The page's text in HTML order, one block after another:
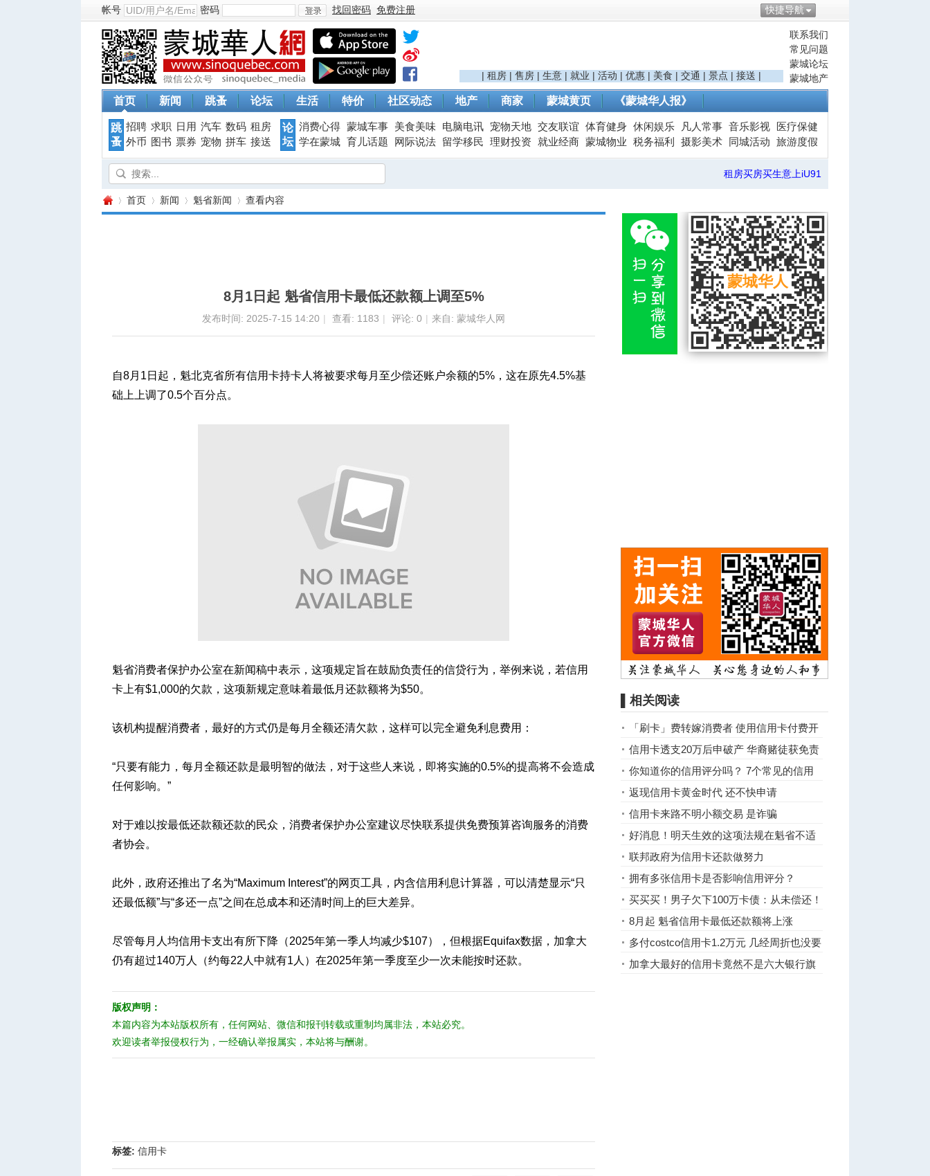
快捷导航
帐号 密码
登
录
找回密码 免费注册
联系我们
常见问题
蒙城论坛
蒙城地产
| 租房 | 售房 | 生意 | 就业 | 活动 | 优惠 | 美食 | 交通 | 景点 | 接送 |
首页 新闻 跳蚤 论坛 生活 特价 社区动态 地产 商家 蒙城黄页 《蒙城华人报》
跳
蚤
招聘 求职 日用 汽车 数码 租房
外币
图书 票券 宠物 拼车 接送
论
坛
消费心得 蒙城车事 美食美味 电脑电讯 宠物天地 交友联谊 体育健身 休闲娱乐 凡人常事 音乐影视
医疗保健
学在蒙城 育儿话题 网际说法 留学移民 理财投资 就业经商 蒙城物业 税务福利 摄影美术 同城活动 旅游度假
租房买房买生意上iU91
首页 新闻 魁省新闻 查看内容
8月1日起 魁省信用卡最低还款额上调至5%
发布时间: 2025-7-15 14:20 | 查看: 1183 | 评论: 0 | 来自: 蒙城华人网
自8月1日起，魁北克省所有信用卡持卡人将被要求每月至少偿还账户余额的5%，这在原先4.5%基
础上上调了0.5个百分点。
魁省消费者保护办公室在新闻稿中表示，这项规定旨在鼓励负责任的信贷行为，举例来说，若信用
卡上有$1,000的欠款，这项新规定意味着最低月还款额将为$50。
该机构提醒消费者，最好的方式仍是每月全额还清欠款，这样可以完全避免利息费用：
“只要有能力，每月全额还款是最明智的做法，对于这些人来说，即将实施的0.5%的提高将不会造成
任何影响。”
对于难以按最低还款额还款的民众，消费者保护办公室建议尽快联系提供免费预算咨询服务的消费
者协会。
此外，政府还推出了名为“Maximum Interest”的网页工具，内含信用利息计算器，可以清楚显示“只
还最低额”与“多还一点”之间在总成本和还清时间上的巨大差异。
尽管每月人均信用卡支出有所下降（2025年第一季人均减少$107），但根据Equifax数据，加拿大
仍有超过140万人（约每22人中就有1人）在2025年第一季度至少一次未能按时还款。
版权声明：
本篇内容为本站版权所有，任何网站、微信和报刊转载或重制均属非法，本站必究。
欢迎读者举报侵权行为，一经确认举报属实，本站将与酬谢。
标签: 信用卡
▌相关阅读
「刷卡」费转嫁消费者 使用信用卡付费开
支料增
信用卡透支20万后申破产 华裔赌徒获免责
你知道你的信用评分吗？ 7个常见的信用
评分误区
返现信用卡黄金时代 还不快申请
信用卡来路不明小额交易 是诈骗
好消息！明天生效的这项法规在魁省不适
用
联邦政府为信用卡还款做努力
拥有多张信用卡是否影响信用评分？
买买买！男子欠下100万卡债：从未偿还！
现在麻烦了...
8月起 魁省信用卡最低还款额将上涨
多付costco信用卡1.2万元 几经周折也没要
回钱
加拿大最好的信用卡竟然不是六大银行旗